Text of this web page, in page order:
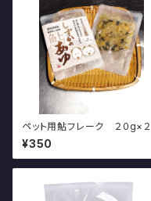
ペット用鮎フレーク ２０g×２
¥350